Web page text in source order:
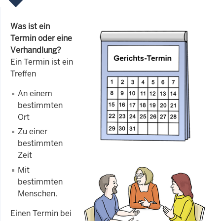
Was ist ein
Termin oder eine
Verhandlung?
Ein Termin ist ein
Treffen
An einem
bestimmten
Ort
Zu einer
bestimmten
Zeit
Mit
bestimmten
Menschen.
Einen Termin bei